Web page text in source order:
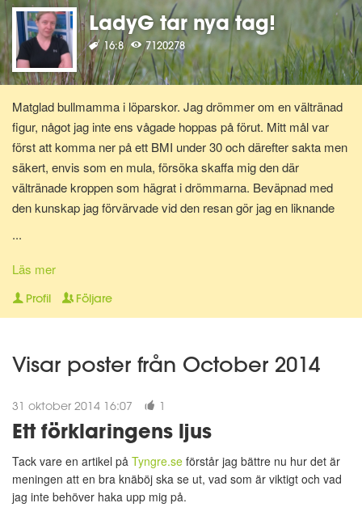
LadyG tar nya tag!
16:8 7120278
Matglad bullmamma i löparskor. Jag drömmer om en vältränad
figur, något jag inte ens vågade hoppas på förut. Mitt mål var
först att komma ner på ett BMI under 30 och därefter sakta men
säkert, envis som en mula, försöka skaffa mig den där
vältränade kroppen som hägrat i drömmarna. Beväpnad med
den kunskap jag förvärvade vid den resan gör jag en liknande
Nu för tiden är jag en av Matdagbokens mentorer, skicka ett
privat meddelande om du vill ha stöd och pepp privat eller om du
...
Läs mer
Profil Följare
Visar poster från October 2014
31 oktober 2014 16:07 1
Ett förklaringens ljus
Tack vare en artikel på Tyngre.se förstår jag bättre nu hur det är
meningen att en bra knäböj ska se ut, vad som är viktigt och vad
jag inte behöver haka upp mig på.